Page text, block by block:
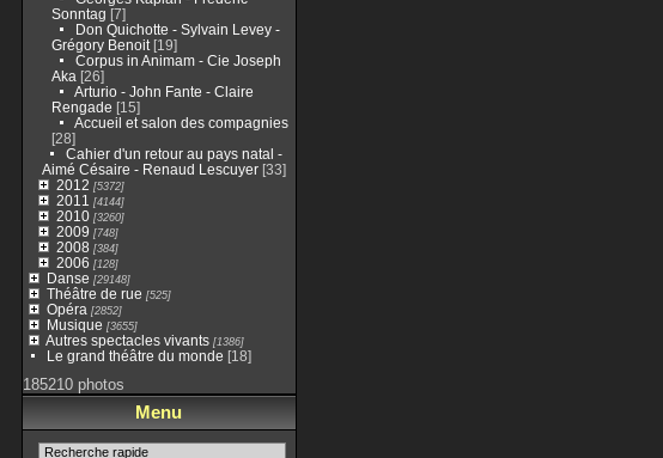
Sonntag [7]
Don Quichotte - Sylvain Levey -
Grégory Benoit[19]
Corpus in Animam - Cie Joseph
Aka [26]
Arturio - John Fante - Claire
Rengade [15]
Accueil et salon des compagnies
[28]
Cahier d'un retour au pays natal -
Aimé Césaire - Renaud Lescuyer[33]
2012 [5372]
2011 [4144]
2010[3260]
2009 [748]
2008 [384]
2006 [128]
Danse [29148]
Théâtre de rue [525]
Opéra [2852]
Musique [3655]
Autres spectacles vivants[1386]
Le grand théâtre du monde [18]
185210 photos
Menu